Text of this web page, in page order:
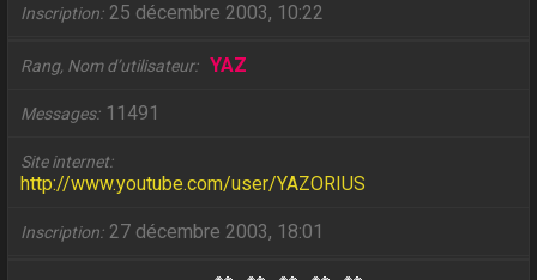
Inscription 25 décembre 2003, 10:22
Rang, Nom d’utilisateur YAZ
Messages 11491
Site internet
http://www.youtube.com/user/YAZORIUS
Inscription 27 décembre 2003, 18:01